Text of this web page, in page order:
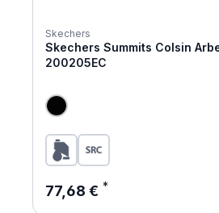
Skechers
Skechers Summits Colsin
200205EC
Regulärer Preis:
77,68 €